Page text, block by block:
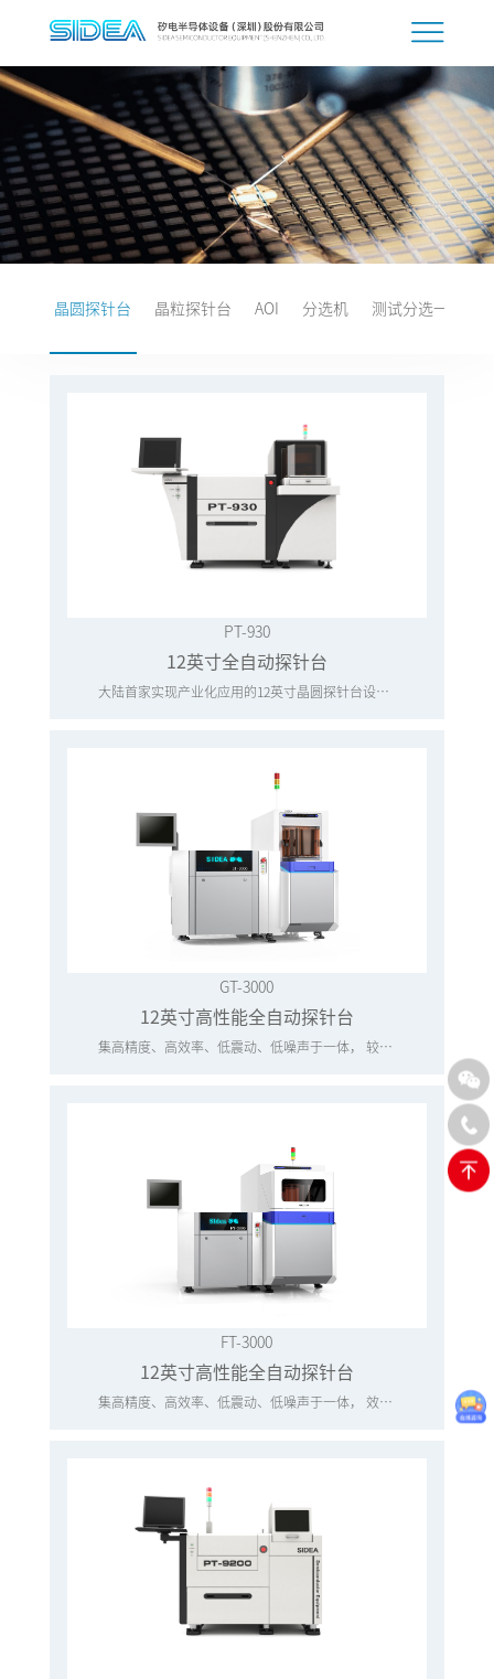
晶圆探针台 晶粒探针台 AOI 分选机 测试分选一体机
PT-930
12英寸全自动探针台
大陆首家实现产业化应用的12英寸晶圆探针台设备厂商
GT-3000
12英寸高性能全自动探针台
集高精度、高效率、低震动、低噪声于一体， 较前代效率有效提升50%，精度提升30%
FT-3000
12英寸高性能全自动探针台
集高精度、高效率、低震动、低噪声于一体， 效率有效提升50%，精度提升30%